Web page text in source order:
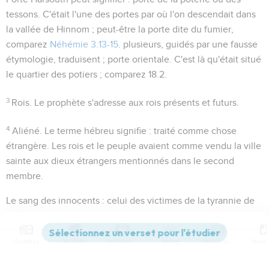
tessons . C'était l'une des portes par où l'on descendait dans
la vallée de Hinnom ; peut-être la porte dite du fumier
comparez Néhémie 3.13-15 . plusieurs, guidés par une fausse
étymologie, traduisent ; porte orientale . C'est là qu'était situé
le quartier des potiers ; comparez 18.2
3 Rois . Le prophète s'adresse aux rois présents et futurs.
4 Aliéné . Le terme hébreu signifie : traité comme chose
étrangère. Les rois et le peuple avaient comme vendu la ville
sainte aux dieux étrangers mentionnés dans le second
membre.
Le sang des innocents : celui des victimes de la tyrannie de
Les hauts-lieux de Baal. Voir7.31 ;2Rois 21.3.
Versions Commentaires Strong